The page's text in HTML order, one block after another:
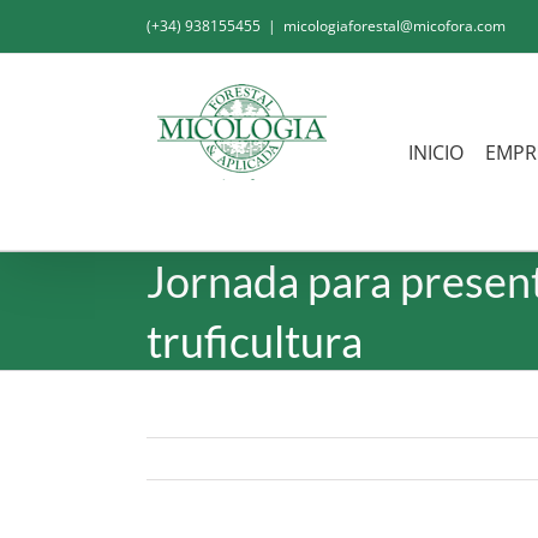
(+34) 938155455 | micologiaforestal@micofora.com
INICIO
Jornada para
truficultura